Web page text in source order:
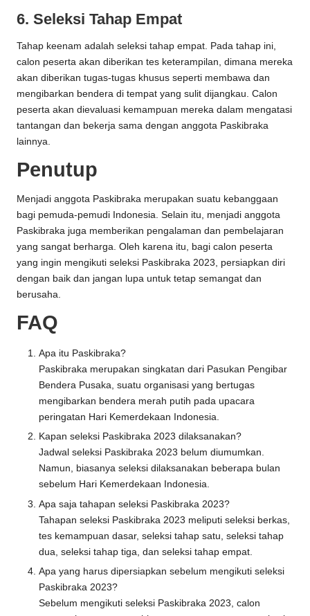
6. Seleksi Tahap Empat
Tahap keenam adalah seleksi tahap empat. Pada tahap ini,
calon peserta akan diberikan tes keterampilan, dimana mereka
akan diberikan tugas-tugas khusus seperti membawa dan
mengibarkan bendera di tempat yang sulit dijangkau. Calon
peserta akan dievaluasi kemampuan mereka dalam mengatasi
tantangan dan bekerja sama dengan anggota Paskibraka
lainnya.
Penutup
Menjadi anggota Paskibraka merupakan suatu kebanggaan
bagi pemuda-pemudi Indonesia. Selain itu, menjadi anggota
Paskibraka juga memberikan pengalaman dan pembelajaran
yang sangat berharga. Oleh karena itu, bagi calon peserta
yang ingin mengikuti seleksi Paskibraka 2023, persiapkan diri
dengan baik dan jangan lupa untuk tetap semangat dan
berusaha.
FAQ
Apa itu Paskibraka?
Paskibraka merupakan singkatan dari Pasukan Pengibar
Bendera Pusaka, suatu organisasi yang bertugas
mengibarkan bendera merah putih pada upacara
peringatan Hari Kemerdekaan Indonesia.
Kapan seleksi Paskibraka 2023 dilaksanakan?
Jadwal seleksi Paskibraka 2023 belum diumumkan.
Namun, biasanya seleksi dilaksanakan beberapa bulan
sebelum Hari Kemerdekaan Indonesia.
Apa saja tahapan seleksi Paskibraka 2023?
Tahapan seleksi Paskibraka 2023 meliputi seleksi berkas,
tes kemampuan dasar, seleksi tahap satu, seleksi tahap
dua, seleksi tahap tiga, dan seleksi tahap empat.
Apa yang harus dipersiapkan sebelum mengikuti seleksi
Paskibraka 2023?
Sebelum mengikuti seleksi Paskibraka 2023, calon